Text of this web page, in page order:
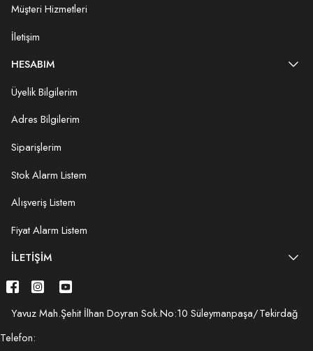
Müşteri Hizmetleri
İletişim
HESABIM
Üyelik Bilgilerim
Adres Bilgilerim
Siparişlerim
Stok Alarm Listem
Alışveriş Listem
Fiyat Alarm Listem
İLETIŞIM
Yavuz Mah.Şehit İlhan Doyran Sok.No:10 Süleymanpaşa/Tekirdağ
Telefon: